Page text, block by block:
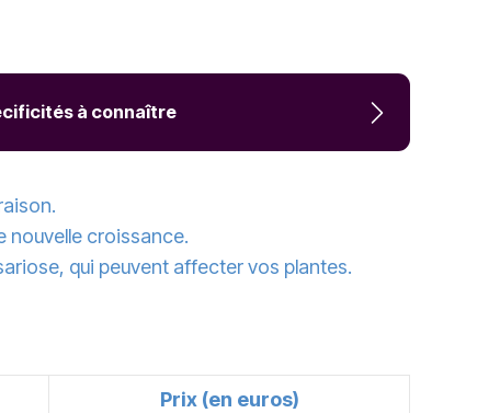
à connaître
nouvelle croissance.
qui peuvent affecter vos plantes.
Prix (en euros)